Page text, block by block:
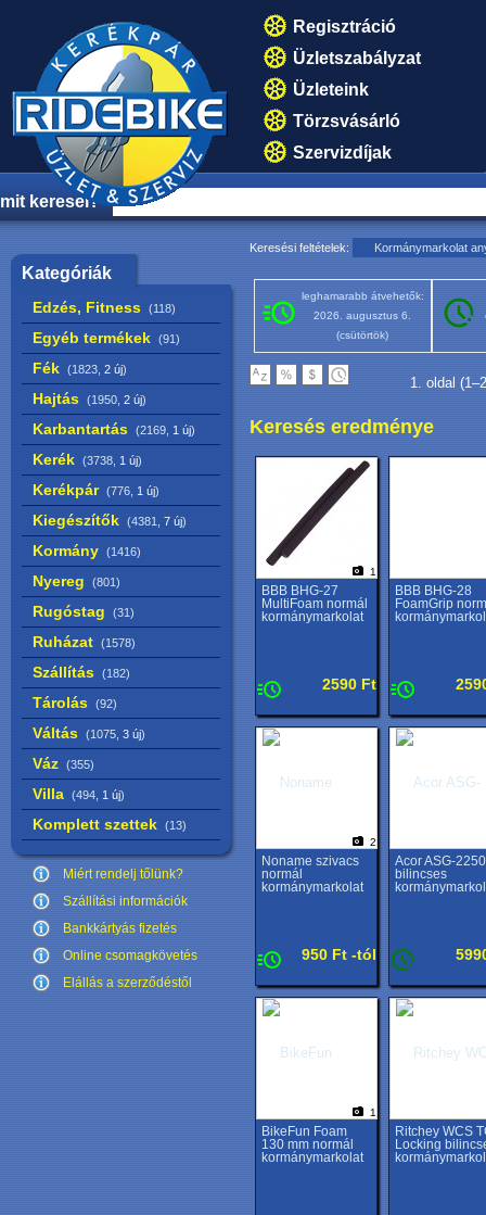
Regisztráció
Üzletszabályzat
Üzleteink
Törzsvásárló
Szervizdíjak
mit keresel?
Kategóriák
Edzés, Fitness (118)
Egyéb termékek (91)
Fék (1823, 2 új)
Hajtás (1950, 2 új)
Karbantartás (2169, 1 új)
Kerék (3738, 1 új)
Kerékpár (776, 1 új)
Kiegészítők (4381, 7 új)
Kormány (1416)
Nyereg (801)
Rugóstag (31)
Ruházat (1578)
Szállítás (182)
Tárolás (92)
Váltás (1075, 3 új)
Váz (355)
Villa (494, 1 új)
Komplett szettek (13)
Miért rendelj tőlünk?
Szállítási információk
Bankkártyás fizetés
Online csomagkövetés
Elállás a szerződéstől
Keresési feltételek: Kormánymarkolat
leghamarabb átvehetők:
2026. augusztus 6.
(csütörtök)
1. oldal
Keresés eredménye
1
BBB BHG-27
MultiFoam normál
kormánymarkolat
2590 Ft
BBB BHG-28
FoamGrip
2
Noname szivacs
normál
kormánymarkolat
950 Ft -tól
Acor ASG-
bilincses
1
BikeFun Foam
130 mm normál
kormánymarkolat
Ritchey WCS
Locking